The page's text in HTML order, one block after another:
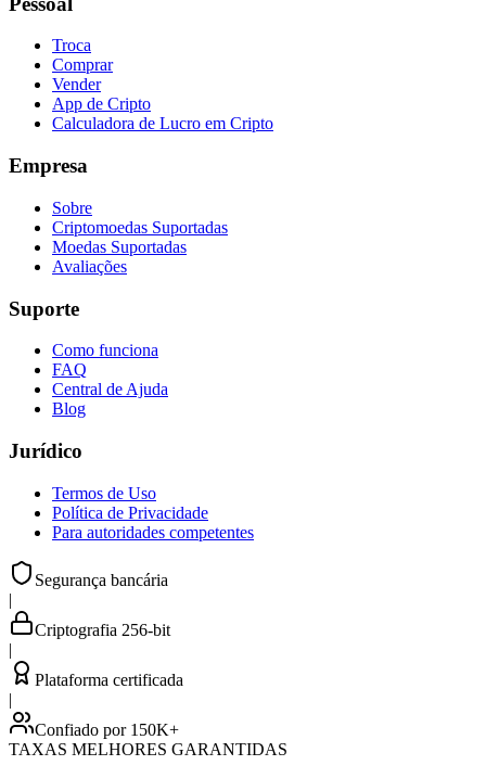
Troca
Comprar
Vender
App de Cripto
Calculadora de Lucro em Cripto
Empresa
Sobre
Criptomoedas Suportadas
Moedas Suportadas
Avaliações
Suporte
Como funciona
FAQ
Central de Ajuda
Blog
Jurídico
Termos de Uso
Política de Privacidade
Para autoridades competentes
Segurança bancária
|
Criptografia 256-bit
|
Plataforma certificada
|
Confiado por 150K+
TAXAS MELHORES GARANTIDAS